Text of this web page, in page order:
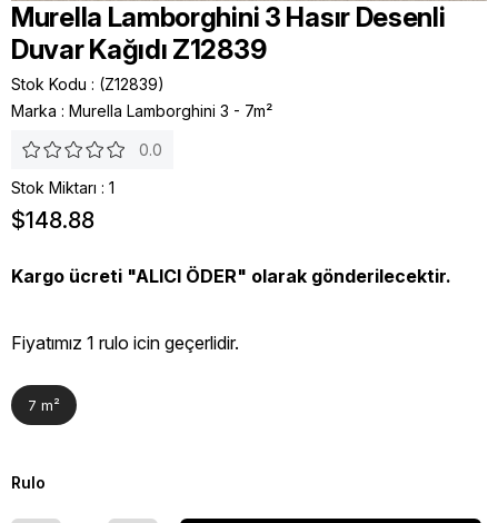
Murella Lamborghini 3 Hasır Desenli
Duvar Kağıdı Z12839
Stok Kodu
(Z12839)
Marka : Murella Lamborghini 3 - 7m²
0.0
Stok Miktarı : 1
$148.88
Kargo ücreti "ALICI ÖDER" olarak gönderilecektir.
Fiyatımız 1 rulo icin geçerlidir.
7 m²
Rulo